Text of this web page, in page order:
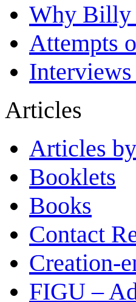
Why Billy
Attempts
Articles
Articles
Booklets
Books
Contact
Creation-
FIGU –